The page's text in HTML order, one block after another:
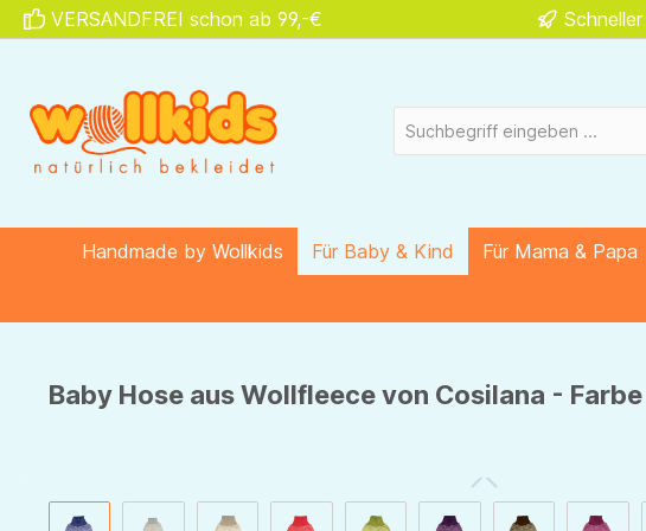
Zur Hauptnavigation springen
VERSANDFREI schon ab 99,-€
Handmade by Wollkids Für Baby & Kind Für Mama & Papa
Baby Hose aus Wollfleece von Cosilana -
Bildergalerie überspringen